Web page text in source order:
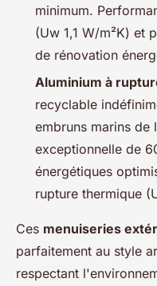
minimum.
(Uw 1,1 W/m²K) et
de rénovation
Aluminium à
recyclable
embruns marins de
exceptionnelle de
énergétiques
rupture thermique
Ces menuiseries
parfaitement au style
respectant